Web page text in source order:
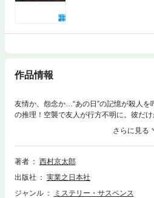
作品情報
友情か、怨念か…“あの日”の記憶が殺人
の推理！空襲で友人が行方不明に。彼だ
の講師をしている野々村雅雄は、十五歳
したが、遷宮で賑やかな伊勢に七十年ぶ
孫・翔に伊勢神宮を見せるため、そして
里帰りを避けていた野々村には、誰にも
著者
西村京太郎
出版社
実業之日本社
ジャンル
ミステリー・サスペンス